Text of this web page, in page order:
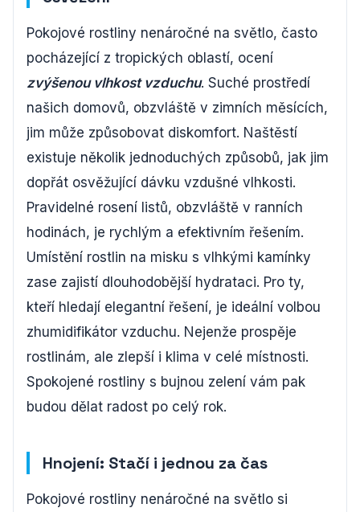
Pokojové rostliny nenáročné na světlo, často
pocházející z tropických oblastí, ocení
zvýšenou vlhkost vzduchu. Suché prostředí
našich domovů, obzvláště v zimních měsících,
jim může způsobovat diskomfort. Naštěstí
existuje několik jednoduchých způsobů, jak jim
dopřát osvěžující dávku vzdušné vlhkosti.
Pravidelné rosení listů, obzvláště v ranních
hodinách, je rychlým a efektivním řešením.
Umístění rostlin na misku s vlhkými kamínky
zase zajistí dlouhodobější hydrataci. Pro ty,
kteří hledají elegantní řešení, je ideální volbou
zhumidifikátor vzduchu. Nejenže prospěje
rostlinám, ale zlepší i klima v celé místnosti.
Spokojené rostliny s bujnou zelení vám pak
budou dělat radost po celý rok.
Hnojení: Stačí i jednou za čas
Pokojové rostliny nenáročné na světlo si